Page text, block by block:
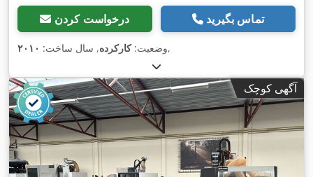
درخواست کردن تماس بگیرید
وضعیت:کارکرده, سال ساخت: ۲۰۱۰ ,
آگهی کوچک